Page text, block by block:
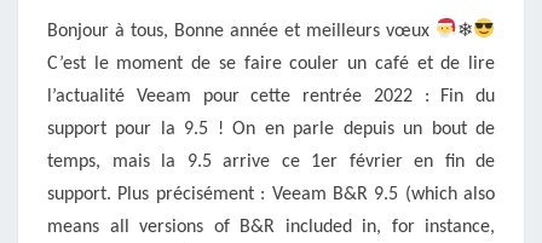
Bonjour à tous, Bonne année et meilleurs vœux
❄
C’est le moment de se faire couler un café et de lire
l’actualité Veeam pour cette rentrée 2022 : Fin du
support pour la 9.5 ! On en parle depuis un bout de
temps, mais la 9.5 arrive ce 1er février en fin de
support. Plus précisément : Veeam B&R 9.5 (which also
means all versions of B&R included in, for instance,